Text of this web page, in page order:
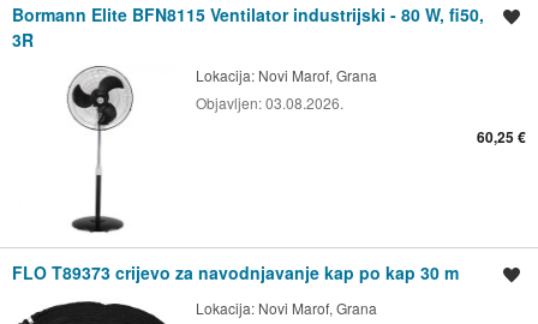
Bormann Elite BFN8115 Ventilator industrijski - 80 W, fi50,
3R
Lokacija: Novi Marof, Grana
Objavljen:03.08.2026.
60,25 €
FLO T89373 crijevo za navodnjavanje kap po kap 30 m
Lokacija: Novi Marof, Grana